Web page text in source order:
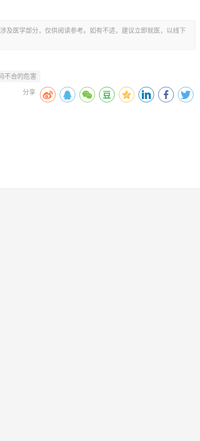
及医学部分，仅供阅读参考。如有不适，建议立即就医，以线下
不合的危害